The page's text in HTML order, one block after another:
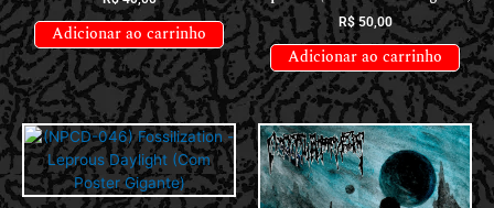
Adicionar ao carrinho
R$50,00
Adicionar ao carrinho